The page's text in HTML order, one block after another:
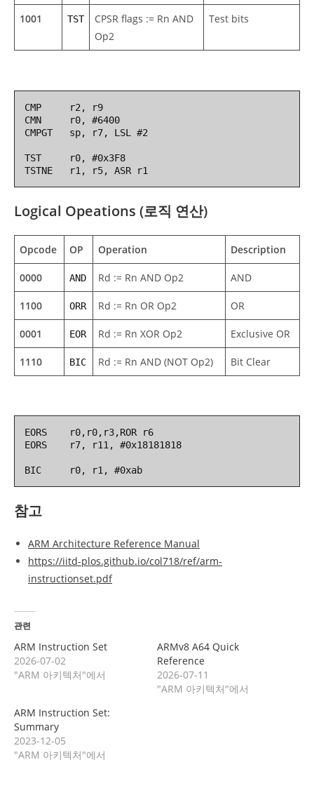
1001 TST
CPSR flags := Rn AND
Op2
Test bits
CMP     r2, r9
CMN     r0, #6400
CMPGT   sp, r7, LSL #2
TST     r0, #0x3F8
TSTNE   r1, r5, ASR r1
Logical Opeations (로직 연산)
Opcode OP Operation Description
0000 AND Rd := Rn AND Op2 AND
1100 ORR Rd := Rn OR Op2 OR
0001 EOR Rd := Rn XOR Op2 Exclusive OR
1110 BIC Rd := Rn AND (NOT Op2) Bit Clear
EORS    r0,r0,r3,ROR r6
EORS    r7, r11, #0x18181818
BIC     r0, r1, #0xab
참고
ARM Architecture Reference Manual
https://iitd-plos.github.io/col718/ref/arm-
instructionset.pdf
관련
ARM Instruction Set
2026-07-02
"ARM 아키텍처"에서
ARMv8 A64 Quick
Reference
2026-07-11
"ARM 아키텍처"에서
ARM Instruction Set:
Summary
2023-12-05
"ARM 아키텍처"에서